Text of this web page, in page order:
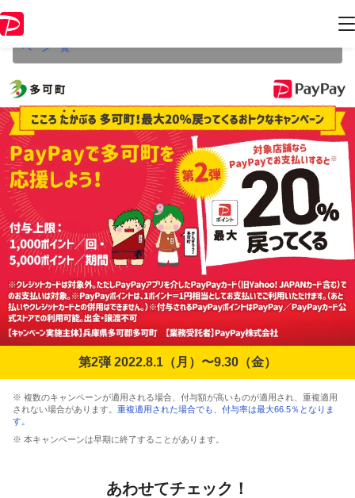
ジ内の情報はキャンペーン終了時点のものになります。
ペーン一覧
第2弾 2022.8.1（月）〜9.30（金）
※ 複数のキャンペーンが適用される場合、付与額が高いものが適用され、重複適用
されない場合があります。 重複適用された場合でも、付与率は最大66.5％となりま
す。
※ 本キャンペーンは早期に終了することがあります。
あわせてチェック！